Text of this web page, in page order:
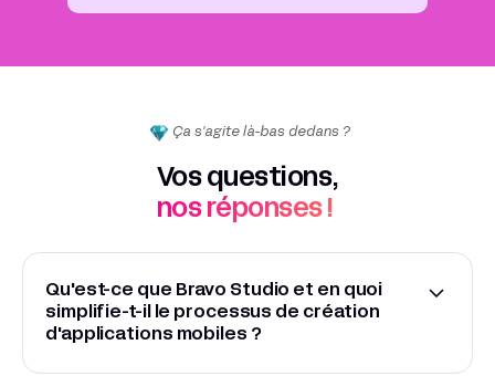
Ça s'agite là-bas dedans ?
Vos questions,
nos réponses !
Qu'est-ce que Bravo Studio et en quoi
simplifie-t-il le processus de création
d'applications mobiles ?